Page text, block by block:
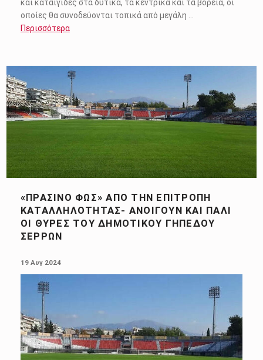
και καταιγίδες στα δυτικά, τα κεντρικά και τα βόρεια, οι
οποίες θα συνοδεύονται τοπικά από μεγάλη …
Περισσότερα
«ΠΡΆΣΙΝΟ ΦΩΣ» ΑΠΌ ΤΗΝ ΕΠΙΤΡΟΠΉ
ΚΑΤΑΛΛΗΛΌΤΗΤΑΣ- ΑΝΟΊΓΟΥΝ ΚΑΙ ΠΆΛΙ
ΟΙ ΘΎΡΕΣ ΤΟΥ ΔΗΜΟΤΙΚΟΎ ΓΗΠΈΔΟΥ
ΣΕΡΡΏΝ
19 Αυγ 2024